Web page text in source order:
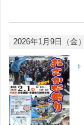
2026年1月9日（金）